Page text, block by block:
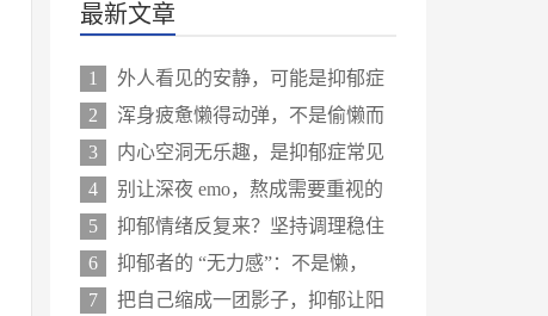
最新文章
1
外人看见的安静，可能是抑郁症
2
浑身疲惫懒得动弹，不是偷懒而
3
内心空洞无乐趣，是抑郁症常见
4
别让深夜 emo，熬成需要重视的
5
抑郁情绪反复来？坚持调理稳住
6
抑郁者的 “无力感”：不是懒，
7
把自己缩成一团影子，抑郁让阳